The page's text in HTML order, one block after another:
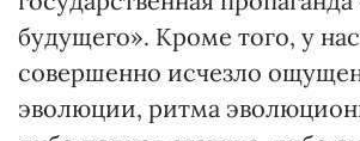
будущего». Кроме того, у
совершенно исчезло
эволюции, ритма